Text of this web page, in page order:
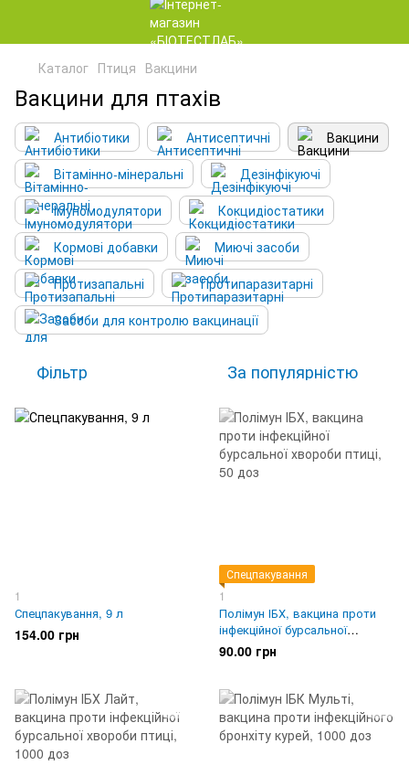
Каталог Птиця Вакцини
Вакцини для птахів
Антибіотики Антисептичні
Вакцини
Вітамінно-мінеральні
Дезінфікуючі
Імуномодулятори
Кокцидіостатики
Кормові добавки
Миючі засоби
Протизапальні
Протипаразитарні
Засоби для контролю вакцинації
Фільтр За популярністю
1
Спецпакування, 9 л
154.00 грн
Спецпакування
1
Полімун ІБХ, вакцина проти
інфекційної бурсальної
хвороби птиці, 50 доз
90.00 грн